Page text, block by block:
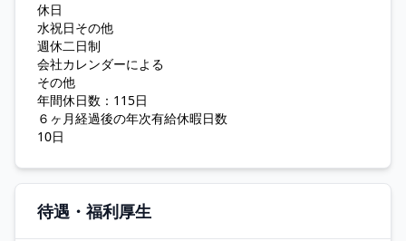
休日
水祝日その他
週休二日制
会社カレンダーによる
その他
年間休日数：115日
６ヶ月経過後の年次有給休暇日数
10日
待遇・福利厚生